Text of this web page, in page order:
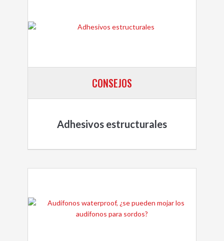
CONSEJOS
Adhesivos estructurales